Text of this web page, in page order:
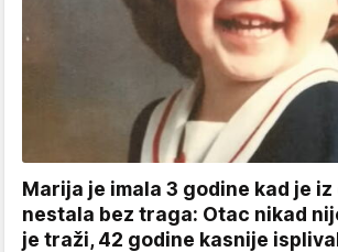
Marija je imala 3 godine kad je
nestala bez traga: Otac nikad
je traži, 42 godine kasnije